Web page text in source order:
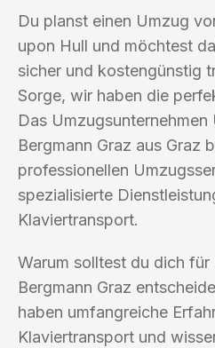
Du planst einen Umzug
upon Hull und möchtest
sicher und kostengünstig
Sorge, wir haben die
Das
Bergmann Graz aus Graz
professionellen
spezialisierte
Klaviertransport.
Warum solltest du dich
Bergmann Graz
haben umfangreiche
Klaviertransport und